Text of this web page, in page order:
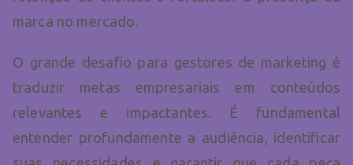
marca no mercado.
O grande desafio para gestores de marketing é
traduzir metas empresariais em conteúdos
relevantes e impactantes. É fundamental
entender profundamente a audiência, identificar